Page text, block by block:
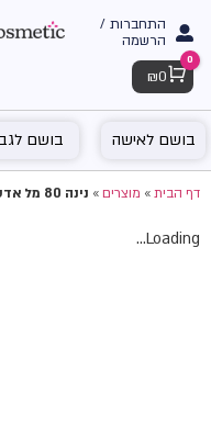
התחברות /
הרשמה
Cart
0
₪ 0
בושם לאישה בושם לגבר
דף הבית»מוצרים»נינה 80 מל אדט מבית נינה ריצי טסטר – בושם לאישה
Loading...